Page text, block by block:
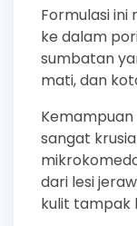
Formulasi
ke dalam
sumbatan
mati, dan
sangat
dari lesi
kulit tampak